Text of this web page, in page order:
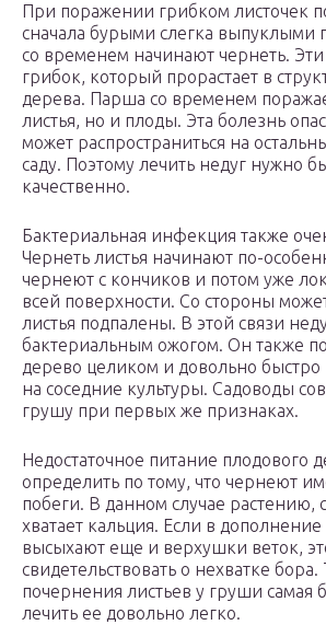
При поражении грибком листочек
сначала бурыми слегка выпуклыми
со временем начинают чернеть. Эти
грибок, который прорастает в
дерева. Парша со временем
листья, но и плоды. Эта болезнь
может распространиться на
саду. Поэтому лечить недуг нужно
качественно.
Бактериальная инфекция также
Чернеть листья начинают по-
чернеют с кончиков и потом уже
всей поверхности. Со стороны
листья подпалены. В этой связи
бактериальным ожогом. Он также
дерево целиком и довольно быстро
на соседние культуры. Садоводы
грушу при первых же признаках.
Недостаточное питание плодового
определить по тому, что чернеют
побеги. В данном случае растению,
хватает кальция. Если в дополнение
высыхают еще и верхушки веток,
свидетельствовать о нехватке
почернения листьев у груши самая
лечить ее довольно легко.